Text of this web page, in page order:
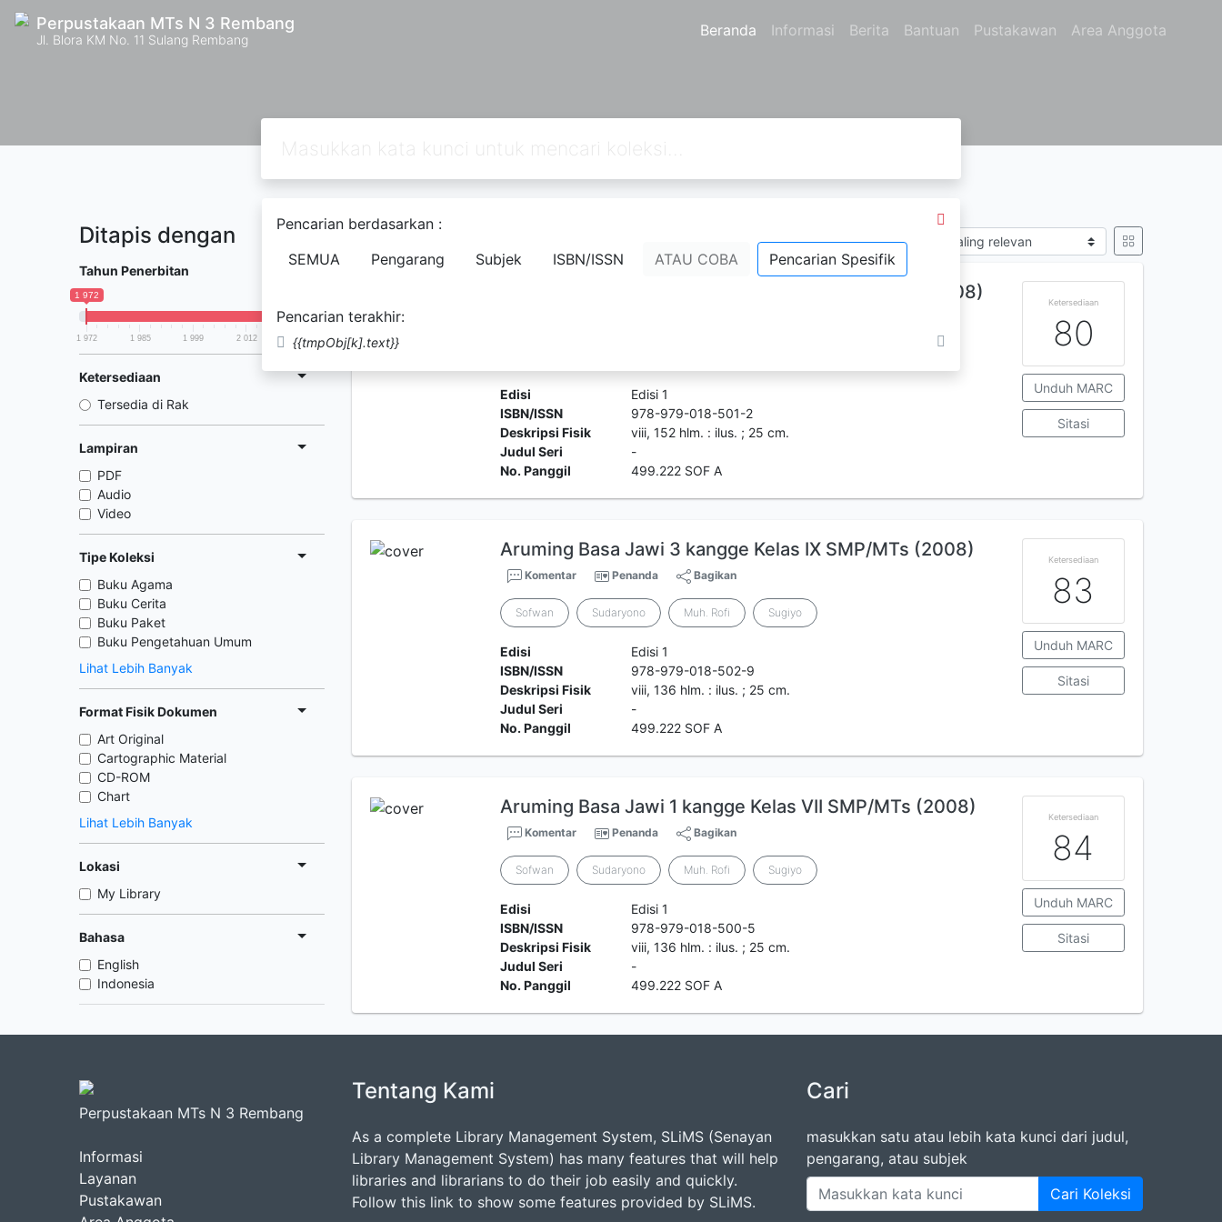
Perpustakaan MTs N 3 Rembang
Jl. Blora KM No. 11 Sulang Rembang Beranda Informasi Berita Bantuan Pustakawan Area Anggota
Pencarian berdasarkan :
SEMUA
Pengarang Subjek ISBN/ISSN ATAU COBA Pencarian Spesifik
Pencarian terakhir:
{{tmpObj[k].text}}
Ditapis dengan
Tahun Penerbitan
1 972
1 972 1 985 1 999 2 012 2 025
Ketersediaan
Tersedia di Rak
Lampiran
PDF
Audio
Video
Tipe Koleksi
Buku Agama
Buku Cerita
Buku Paket
Buku Pengetahuan Umum
Lihat Lebih Banyak
Format Fisik Dokumen
Art Original
Cartographic Material
CD-ROM
Chart
Lihat Lebih Banyak
Lokasi
My Library
Bahasa
English
Indonesia
author=Sudaryono Sort by
Aruming Basa Jawi 2 kangge Kelas VIII SMP/MTs (2008)
Edisi
Edisi 1
ISBN/ISSN
978-979-018-501-2
Deskripsi Fisik
viii, 152 hlm. : ilus. ; 25 cm.
Judul Seri
-
No. Panggil
499.222 SOF A
Ketersediaan
80
Unduh MARC
Sitasi
Aruming Basa Jawi 3 kangge Kelas IX SMP/MTs (2008)
Komentar Penanda Bagikan
Sofwan Sudaryono Muh. Rofi Sugiyo
Edisi
Edisi 1
ISBN/ISSN
978-979-018-502-9
Deskripsi Fisik
viii, 136 hlm. : ilus. ; 25 cm.
Judul Seri
-
No. Panggil
499.222 SOF A
Ketersediaan
83
Unduh MARC
Sitasi
Aruming Basa Jawi 1 kangge Kelas VII SMP/MTs (2008)
Komentar Penanda Bagikan
Sofwan Sudaryono Muh. Rofi Sugiyo
Edisi
Edisi 1
ISBN/ISSN
978-979-018-500-5
Deskripsi Fisik
viii, 136 hlm. : ilus. ; 25 cm.
Judul Seri
-
No. Panggil
499.222 SOF A
Ketersediaan
84
Unduh MARC
Sitasi
Perpustakaan MTs N 3 Rembang
Informasi
Layanan
Pustakawan
Tentang Kami
As a complete Library Management System, SLiMS (Senayan
Library Management System) has many features that will help
libraries and librarians to do their job easily and quickly.
Follow this link to show some features provided by SLiMS.
Cari
masukkan satu atau lebih kata kunci dari judul,
pengarang, atau subjek
Cari Koleksi